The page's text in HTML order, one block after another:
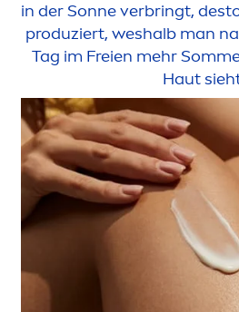
in der Sonne verbringt,
produziert, weshalb man
Tag im Freien mehr
Haut